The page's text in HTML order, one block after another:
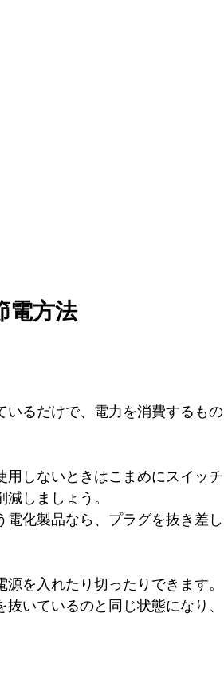
電方法
いるだけで、電力を消費するもの
しないときはこまめにスイッチ
しましょう。
化製品なら、プラグを抜き差し
を入れたり切ったりできます。
いているのと同じ状態になり、